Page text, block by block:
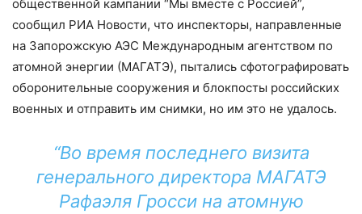
общественной кампании “Мы вместе с Россией”,
сообщил РИА Новости, что инспекторы, направленные
на Запорожскую АЭС Международным агентством по
атомной энергии (МАГАТЭ), пытались сфотографировать
оборонительные сооружения и блокпосты российских
военных и отправить им снимки, но им это не удалось.
“Во время последнего визита
генерального директора МАГАТЭ
Рафаэля Гросси на атомную